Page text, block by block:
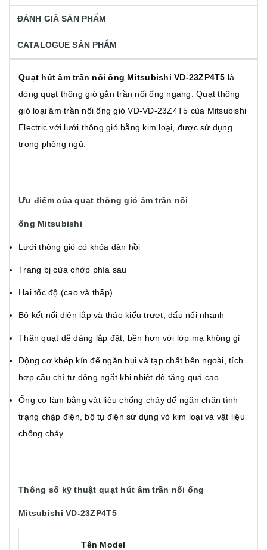
ĐÁNH GIÁ SẢN PHẨM
CATALOGUE SẢN PHẨM
Quạt hút âm trần nối ống Mitsubishi VD-23ZP4T5 là
dòng quạt thông gió gắn trần nối ống ngang. Quạt thông
gió loại âm trần nối ống gió VD-VD-23Z4T5 của Mitsubishi
Electric với lưới thông gió bằng kim loại, được sử dụng
trong phòng ngủ.
Ưu điểm của quạt thông gió âm trần nối
ống Mitsubishi
Lưới thông gió có khóa đàn hồi
Trang bị cửa chớp phía sau
Hai tốc độ (cao và thấp)
Bộ kết nối điện lắp và tháo kiểu trượt, đấu nối nhanh
Thân quạt dễ dàng lắp đặt, bền hơn với lớp mạ không gỉ
Động cơ khép kín để ngăn bụi và tạp chất bên ngoài, tích
hợp cầu chì tự động ngắt khi nhiêt độ tăng quá cao
Ống co làm bằng vật liệu chống cháy để ngăn chặn tình
trạng chập điện, bộ tụ điện sử dụng vỏ kim loại và vật liệu
chống cháy
Thông số kỹ thuật quạt hút âm trần nối ống
Mitsubishi VD-23ZP4T5
Tên Model